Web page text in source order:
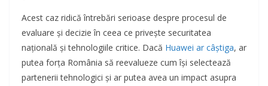
Acest caz ridică întrebări serioase despre procesul de
evaluare și decizie în ceea ce privește securitatea
națională și tehnologiile critice. Dacă Huawei ar câștiga, ar
putea forța România să reevalueze cum își selectează
partenerii tehnologici și ar putea avea un impact asupra